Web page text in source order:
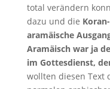
total verändern
dazu und die
aramäische
Aramäisch war ja
im Gottesdienst,
wollten diesen Text